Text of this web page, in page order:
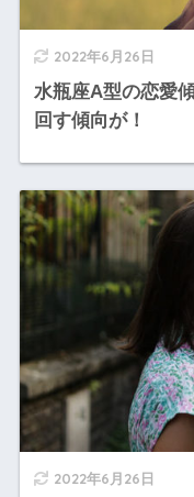
2022年6月26日
水瓶座A型の恋愛
回す傾向が！
2022年6月26日